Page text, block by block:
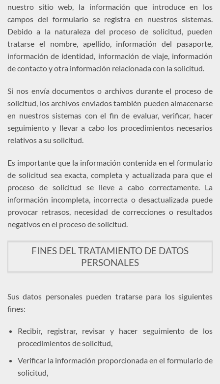
nuestro sitio web, la información que introduce en los
campos del formulario se registra en nuestros sistemas.
Debido a la naturaleza del proceso de solicitud, pueden
tratarse el nombre, apellido, información del pasaporte,
información de identidad, información de viaje, información
de contacto y otra información relacionada con la solicitud.
Si nos envía documentos o archivos durante el proceso de
solicitud, los archivos enviados también pueden almacenarse
en nuestros sistemas con el fin de evaluar, verificar, hacer
seguimiento y llevar a cabo los procedimientos necesarios
relativos a su solicitud.
Es importante que la información contenida en el formulario
de solicitud sea exacta, completa y actualizada para que el
proceso de solicitud se lleve a cabo correctamente. La
información incompleta, incorrecta o desactualizada puede
provocar retrasos, necesidad de correcciones o resultados
negativos en el proceso de solicitud.
FINES DEL TRATAMIENTO DE DATOS
PERSONALES
Sus datos personales pueden tratarse para los siguientes
fines:
Recibir, registrar, revisar y hacer seguimiento de los
procedimientos de solicitud,
Verificar la información proporcionada en el formulario de
solicitud,